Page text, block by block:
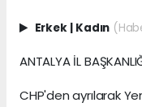
Erkek | Kadın
ANTALYA İL
CHP'den ayrılarak